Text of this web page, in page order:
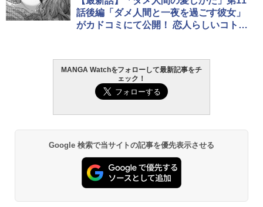
話後編「ダメ人間と一夜を過ごす彼女」
がカドコミにて公開！ 恋人らしいコトと
MANGA Watchをフォローして最新記事をチ
ェック！
Google 検索で当サイトの記事を優先表示させる